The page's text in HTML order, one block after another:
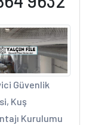
Güvenlik
Kuş
Kurulumu